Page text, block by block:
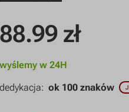
88.99 zł
wyślemy w 24H
dedykacja:ok 100 znaków